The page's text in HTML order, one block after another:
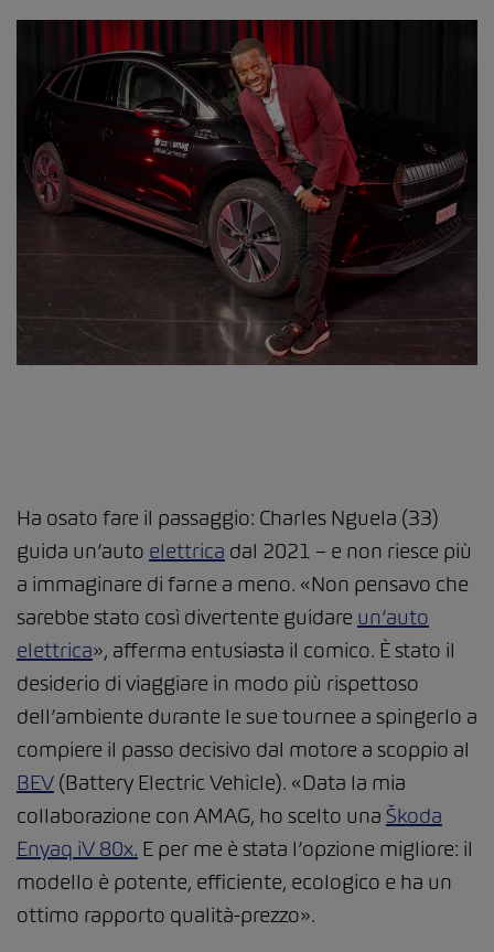
Ha osato fare il passaggio: Charles Nguela (33)
guida un’auto elettrica dal 2021 – e non riesce più
a immaginare di farne a meno. «Non pensavo che
sarebbe stato così divertente guidare un’auto
elettrica», afferma entusiasta il comico. È stato il
desiderio di viaggiare in modo più rispettoso
dell’ambiente durante le sue tournee a spingerlo a
compiere il passo decisivo dal motore a scoppio al
BEV (Battery Electric Vehicle). «Data la mia
collaborazione con AMAG, ho scelto una Škoda
Enyaq iV 80x. E per me è stata l’opzione migliore: il
modello è potente, efficiente, ecologico e ha un
ottimo rapporto qualità-prezzo».